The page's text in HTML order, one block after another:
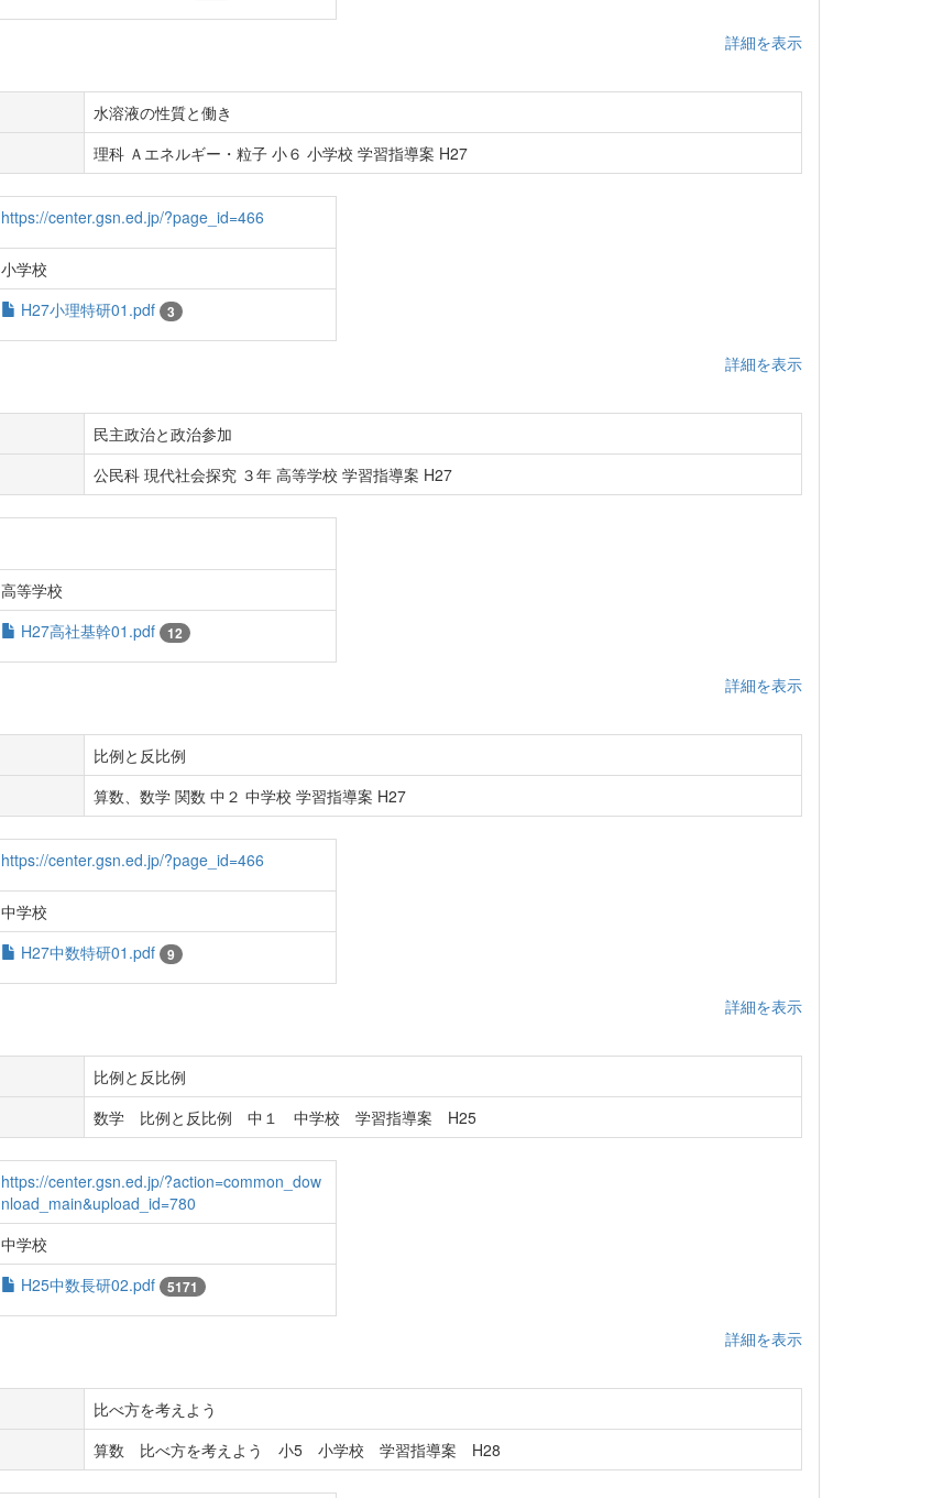
詳細を表示
水溶液の性質と働き
理科 Ａエネルギー・粒子 小６ 小学校 学習指導案 H27
https://center.gsn.ed.jp/?page_id=466
小学校
H27小理特研01.pdf 3
詳細を表示
民主政治と政治参加
公民科 現代社会探究 ３年 高等学校 学習指導案 H27
高等学校
H27高社基幹01.pdf 12
詳細を表示
比例と反比例
算数、数学 関数 中２ 中学校 学習指導案 H27
https://center.gsn.ed.jp/?page_id=466
中学校
H27中数特研01.pdf 9
詳細を表示
比例と反比例
数学 比例と反比例 中１ 中学校 学習指導案 H25
https://center.gsn.ed.jp/?action=common_dow
nload_main&upload_id=780
中学校
H25中数長研02.pdf 5171
詳細を表示
比べ方を考えよう
算数 比べ方を考えよう 小5 小学校 学習指導案 H28